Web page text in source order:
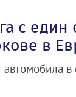
с един
в